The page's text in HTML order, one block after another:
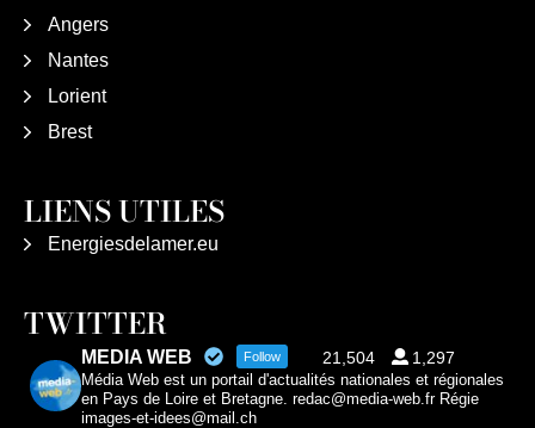
Angers
Nantes
Lorient
Brest
LIENS UTILES
Energiesdelamer.eu
TWITTER
MEDIA WEB Follow 21,504 1,297
Média Web est un portail d'actualités nationales et régionales
en Pays de Loire et Bretagne. redac@media-web.fr Régie
images-et-idees@mail.ch